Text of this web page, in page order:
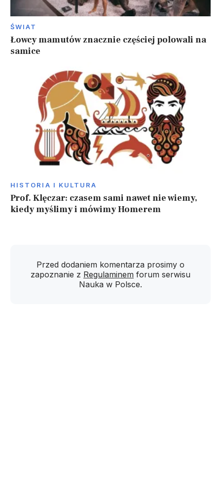
ŚWIAT
Łowcy mamutów znacznie częściej polowali na
samice
HISTORIA I KULTURA
Prof. Klęczar: czasem sami nawet nie wiemy,
kiedy myślimy i mówimy Homerem
Przed dodaniem komentarza prosimy o
zapoznanie z Regulaminem forum serwisu
Nauka w Polsce.